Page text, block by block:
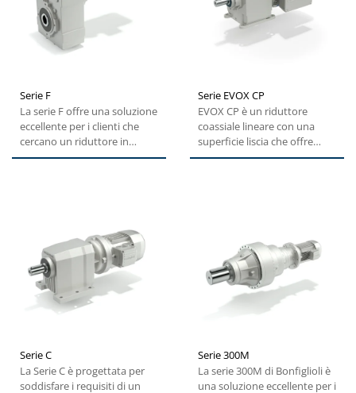
Serie F
La serie F offre una soluzione
eccellente per i clienti che
cercano un riduttore in
grado di ottimizzare...
Serie EVOX CP
EVOX CP è un riduttore
coassiale lineare con una
superficie liscia che offre
elevate prestazioni e una...
Serie C
La Serie C è progettata per
soddisfare i requisiti di un
Serie 300M
La serie 300M di Bonfiglioli è
una soluzione eccellente per i